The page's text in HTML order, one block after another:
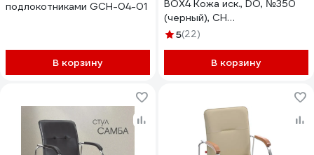
подлокотниками GCH-04-01
В корзину
BOX4 Кожа иск., DO, №350
(черный), CH
4610097307867
5(22)
В корзину